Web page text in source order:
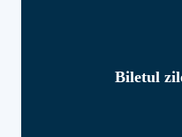
Biletul